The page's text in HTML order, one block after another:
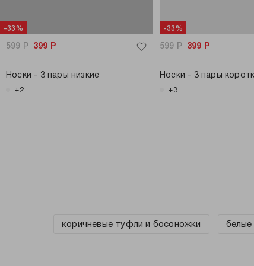
-33%
599Р 399 Р
Носки - 3 пары низкие
+2
-33%
599Р 399 Р
Носки - 3 пары
+3
коричневые туфли и босоножки